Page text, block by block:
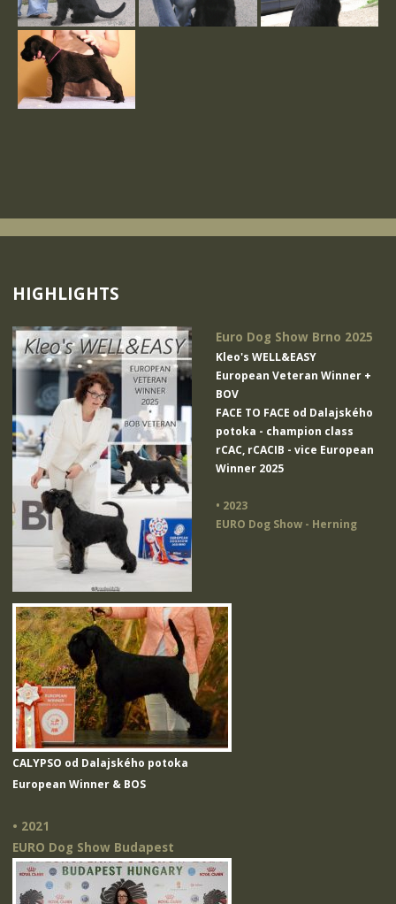
HIGHLIGHTS
Euro Dog Show Brno 2025
Kleo's WELL&EASY
European Veteran Winner +
BOV
FACE TO FACE od Dalajského
potoka - champion class
rCAC, rCACIB - vice European
Winner 2025
• 2023
EURO Dog Show - Herning
CALYPSO od Dalajského potoka
European Winner & BOS
• 2021
EURO Dog Show Budapest